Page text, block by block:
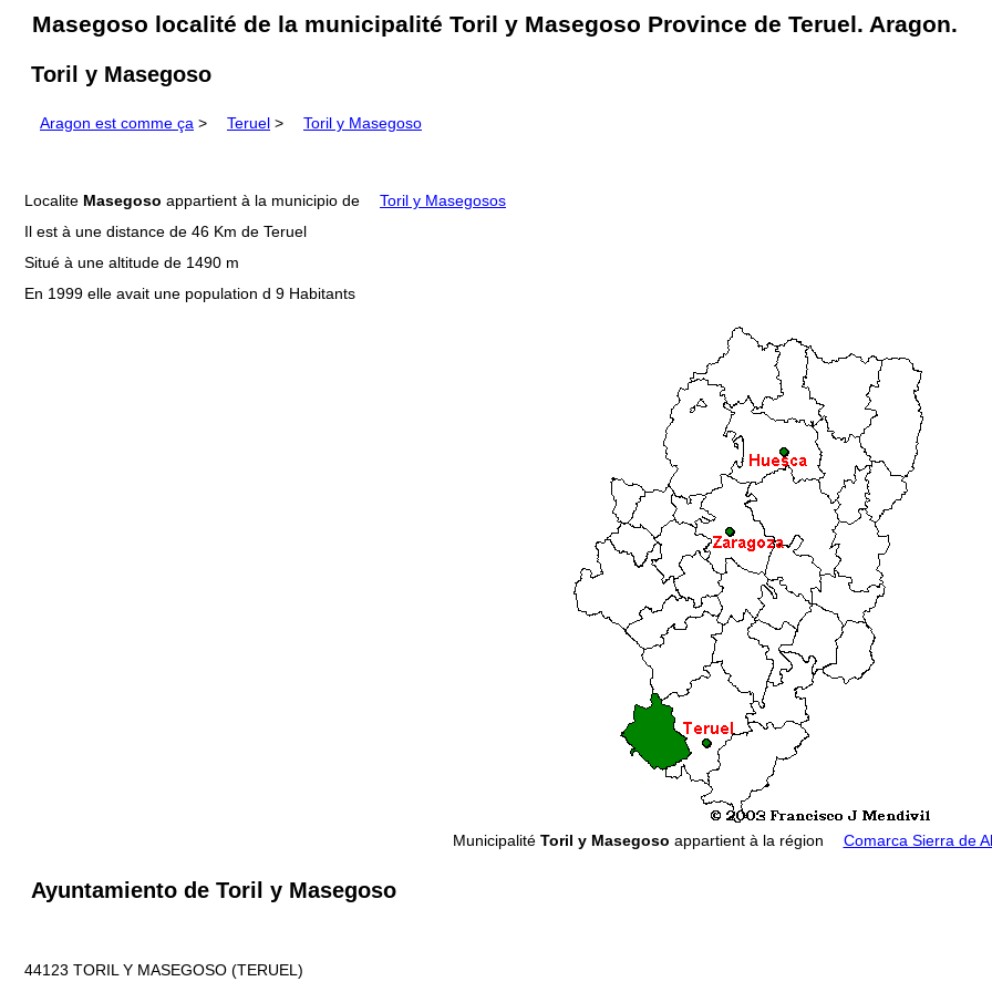
Masegoso localité de la municipalité Toril y Masegoso Province de Teruel. Aragon.
Toril y Masegoso
Aragon est comme ça > Teruel > Toril y Masegoso
Localite Masegoso appartient à la municipio de
Toril y Masegosos
Il est à une distance de 46 Km de Teruel
Situé à une altitude de 1490 m
En 1999 elle avait une population d 9 Habitants
Municipalité Toril y Masegoso appartient à la région Comarca Sierra de
Ayuntamiento de Toril y Masegoso
44123 TORIL Y MASEGOSO (TERUEL)